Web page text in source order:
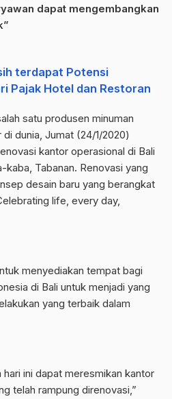
dapat mengembangkan
terdapat Potensi
Pajak Hotel dan Restoran
satu produsen minuman
dunia, Jumat (24/1/2020)
kantor operasional di Bali
Tabanan. Renovasi yang
desain baru yang berangkat
life, every day,
menyediakan tempat bagi
di Bali untuk menjadi yang
yang terbaik dalam
hari ini dapat meresmikan kantor
telah rampung direnovasi,”